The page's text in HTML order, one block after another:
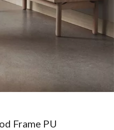
Frame PU